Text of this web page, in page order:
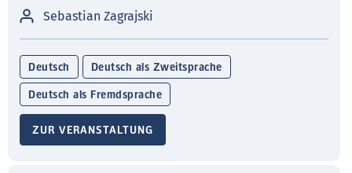
Sebastian Zagrajski
Deutsch Deutsch als Zweitsprache
Deutsch als Fremdsprache
ZUR VERANSTALTUNG